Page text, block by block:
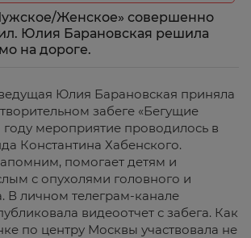
Женское» совершенно
Юлия Барановская решила
на дороге.
Юлия Барановская приняла
забеге «Бегущие
году мероприятие проводилось в
Константина Хабенского.
помогает детям и
с опухолями головного и
В личном телеграм-канале
видеоотчет с забега. Как
по центру Москвы участвовала не